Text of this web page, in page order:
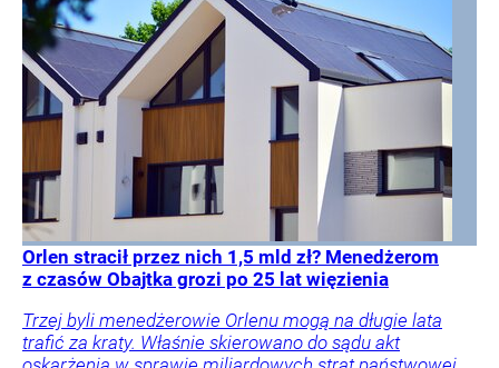
Orlen stracił przez nich 1,5 mld zł? Menedżerom
z czasów Obajtka grozi po 25 lat więzienia
Trzej byli menedżerowie Orlenu mogą na długie lata
trafić za kraty. Właśnie skierowano do sądu akt